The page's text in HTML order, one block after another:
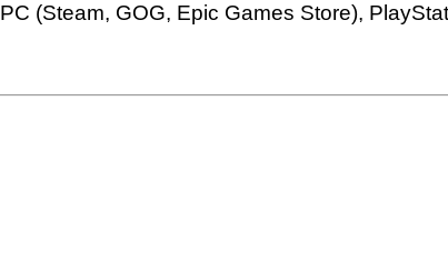
PC (Steam, GOG, Epic Games Store),